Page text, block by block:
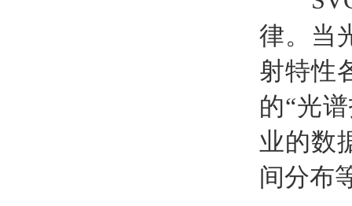
律。当
射特性
的“光
业的数
间分布